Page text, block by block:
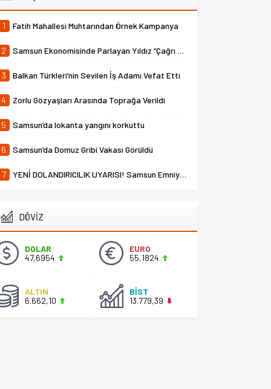
1 Fatih Mahallesi Muhtarından Örnek Kampanya
2 Samsun Ekonomisinde Parlayan Yıldız “Çağrı Temper”
3 Balkan Türkleri’nin Sevilen İş Adamı Vefat Etti
4 Zorlu Gözyaşları Arasında Toprağa Verildi
5 Samsun’da lokanta yangını korkuttu
6 Samsun’da Domuz Gribi Vakası Görüldü
7 YENİ DOLANDIRICILIK UYARISI! Samsun Emniyet Müdürlüğü Uyardı
DÖVİZ
DOLAR
47,6954
EURO
55,1824
ALTIN
6.662,10
BİST
13.779,39